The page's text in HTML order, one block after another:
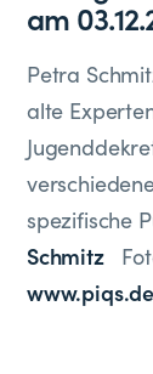
am
Petra
alte
spezifische
Schmitz
www.piqs.de